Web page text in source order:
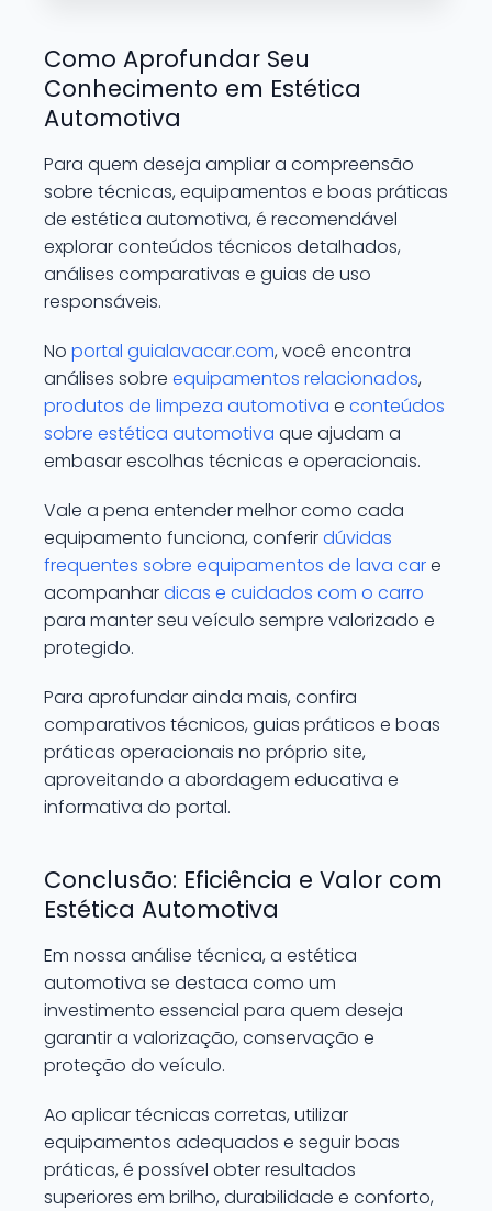
Como Aprofundar Seu
Conhecimento em Estética
Automotiva
Para quem deseja ampliar a compreensão
sobre técnicas, equipamentos e boas práticas
de estética automotiva, é recomendável
explorar conteúdos técnicos detalhados,
análises comparativas e guias de uso
responsáveis.
No portal guialavacar.com, você encontra
análises sobre equipamentos relacionados,
produtos de limpeza automotiva e conteúdos
sobre estética automotiva que ajudam a
embasar escolhas técnicas e operacionais.
Vale a pena entender melhor como cada
equipamento funciona, conferirdúvidas
frequentes sobre equipamentos de lava care
acompanhardicas e cuidados com o carro
para manter seu veículo sempre valorizado e
protegido.
Para aprofundar ainda mais, confira
comparativos técnicos, guias práticos e boas
práticas operacionais no próprio site,
aproveitando a abordagem educativa e
informativa do portal.
Conclusão: Eficiência e Valor com
Estética Automotiva
Em nossa análise técnica, a estética
automotiva se destaca como um
investimento essencial para quem deseja
garantir a valorização, conservação e
proteção do veículo.
Ao aplicar técnicas corretas, utilizar
equipamentos adequados e seguir boas
práticas, é possível obter resultados
superiores em brilho, durabilidade e conforto,